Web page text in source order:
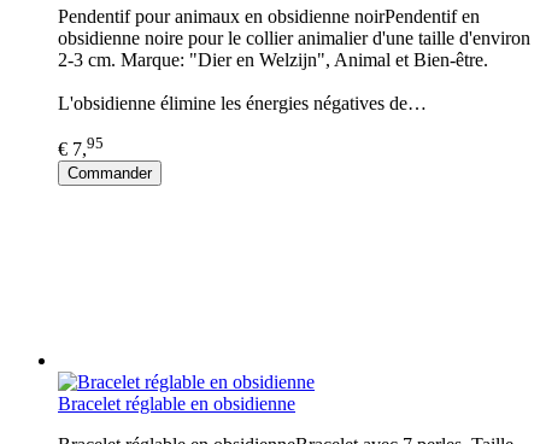
Pendentif pour animaux en obsidienne noirPendentif en
obsidienne noire pour le collier animalier d'une taille d'environ
2-3 cm. Marque: "Dier en Welzijn", Animal et Bien-être.
L'obsidienne élimine les énergies négatives de…
€ 7,95
Commander
Bracelet réglable en obsidienne